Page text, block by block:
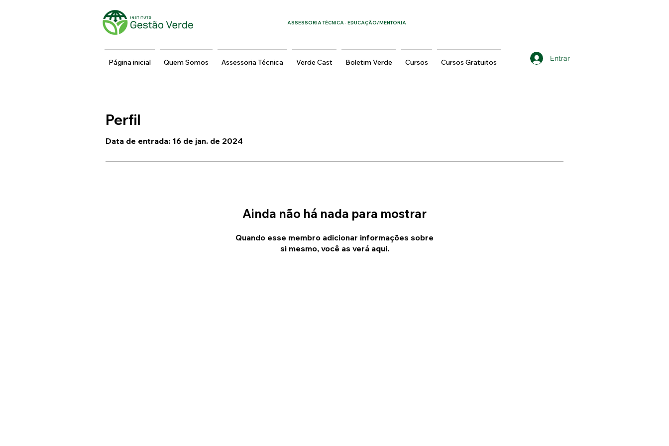
ASSESSORIA TÉCNICA · EDUCAÇÃO/MENTORIA
Página inicial Quem Somos Assessoria Técnica Verde Cast Boletim Verde Cursos Cursos Gratuitos Entrar
Perfil
Data de entrada: 16 de jan. de 2024
Ainda não há nada para mostrar
Quando esse membro adicionar informações sobre
si mesmo, você as verá aqui.